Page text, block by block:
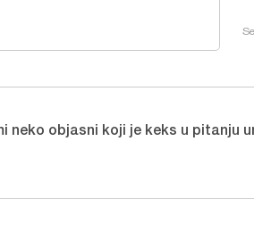
neko objasni koji je keks u pitanju